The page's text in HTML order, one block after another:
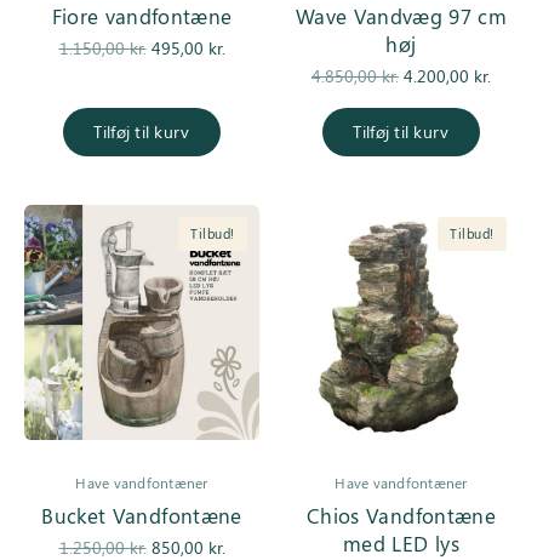
Fiore vandfontæne
1.150,00kr.
Den
1.150,00 kr..
495,00 kr.
Tilføj til kurv
Wave Vandvæg 97 cm
høj
4.850,00kr.
Den
pris var:
4.850,00 kr..
4.200,00 kr.
Tilføj til kurv
Tilbud!
Have vandfontæner
Bucket Vandfontæne
1.250,00kr.
Den
850,00 kr.
Tilbud!
Have vandfontæner
Chios Vandfontæne
med LED lys